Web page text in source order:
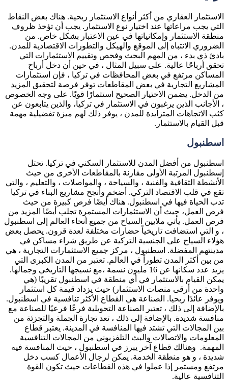
الاستثمار العقاري من أكثر أنواع الاستثمار ربحية. هناك بعض النقاط
التي يجب مراعاتها عند اختيار نوع الاستثمار. يجب أن تؤخذ ظروف
منطقة الاستثمار وإمكانياتها في عين الاعتبار بشكل خاص. من
الضروري الانتباه إلى الموقع والهيكل والتطورات الاقتصادية للمدن.
بادئ ذي بدء ، من المهم البحث وفحص وتقييم الاستثمارات التي
تحقق أرباحًا عالية. على سبيل المثال ، في حين أن دخل أرباح
المساكن مرتفع في بعض المحافظات في تركيا ، فإن استثمارات
المشاريع التجارية في بعض المقاطعات توفر فرصة لتحقيق المزيد
من الدخل. يضمن الاختيار الصحيح استثمارًا قويًا. على وجه الخصوص
، الأجانب الذين يرغبون في الاستثمار في تركيا، والذين يتابعون عن
كثب الاتجاهات المتزايدة للمدن ، يوفر ذلك لهم ميزة تفضيلية مهمة
قبل القيام بالاستثمار.
اسطنبول
اسطنبول من أفضل المدن للاستثمار السكني في تركيا. تحتل
إسطنبول المرتبة الأولى مقارنة بالمقاطعات الأخرى من حيث
الأنشطة الثقافية والفنية ، والسياحة ، والمواصلات ، والتعليم ، والتي
تقع في قلب الاقتصاد التركي. أضخم وأنجح مشاريع البناء في تركيا
تدب الحياة فيها في اسطنبول. هناك أيضًا فرص كبيرة من حيث
فرص العمل، حيث أن الاستثمارات المستمرة تجلب أيضًا المزيد من
فرص العمل. يأتي ملايين السياح من جميع أنحاء العالم إلى اسطنبول
، و التي استضافت تاريخياً حضارات مختلفة لعدة قرون. يحصل بعض
هؤلاء السياح على الجنسية التركية عن طريق شراء مساكن في
مدينتهم المفضلة. اسطنبول ، مركز جميع الاستثمارات التجارية ، هي
من بين أكثر المدن تطوراً في العالم. تعتبر من المدن الكبرى التي
يزيد عدد سكانها عن 16 مليون نسمة ،مع نسيجها التاريخي وجمالها.
يمكن القيام بالاستثمار في أي منطقة في اسطنبول تقريبًا (هي
واحدة من أرقى منصات الاستثمار) حيث يزداد قيمة كل استثمار
ويوفر عائدًا ربحيا. الصناعة هي القطاع الأكثر تنافسية في اسطنبول.
بالإضافة إلى ذلك ، تعتبر الصناعة التحويلية فرعًا فرعيًا للصناعة مع
منافسة شديدة. بالإضافة إلى ذلك ، تعد تجارة الجملة والتجزئة من
بين المجالات التي تشتد فيها المنافسة في المدينة. يعتبر قطاع
المعلومات والاتصالات والبث التلفزيوني من المجالات التنافسية
المهمة. وهنالك قطاع آخر يبرز في اسطنبول ، حيث المنافسة فيه
شديدة ، و هو منطقة الخدمة. يمكن لرجال الأعمال كسب دخل
مرتفع ومستمر إذا عملوا في هذه القطاعات حيث تكون القوة
التنافسية عالية.